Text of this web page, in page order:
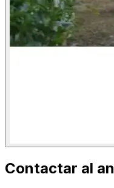
Contactar al